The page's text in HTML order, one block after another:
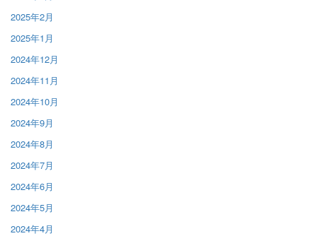
2025年2月
2025年1月
2024年12月
2024年11月
2024年10月
2024年9月
2024年8月
2024年7月
2024年6月
2024年5月
2024年4月